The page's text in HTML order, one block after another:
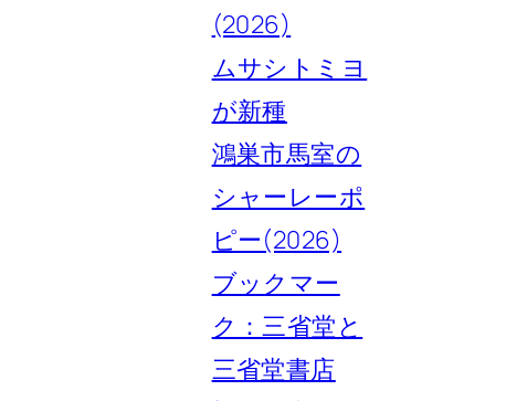
(2026)
ムサシトミヨ
が新種
鴻巣市馬室の
シャーレーポ
ピー(2026)
ブックマー
ク：三省堂と
三省堂書店